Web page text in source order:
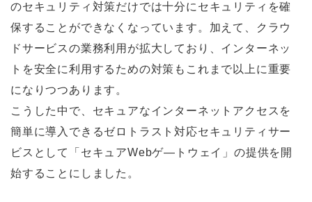
のセキュリティ対策だけでは十分にセキュリティを確
保することができなくなっています。加えて、クラウ
ドサービスの業務利用が拡大しており、インターネッ
トを安全に利用するための対策もこれまで以上に重要
になりつつあります。
こうした中で、セキュアなインターネットアクセスを
簡単に導入できるゼロトラスト対応セキュリティサー
ビスとして「セキュアWebゲ―トウェイ」の提供を開
始することにしました。